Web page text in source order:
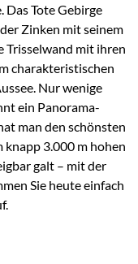
Das Tote Gebirge
Zinken mit seinem
Trisselwand mit ihren
charakteristischen
Nur wenige
ein Panorama-
man den schönsten
knapp 3.000 m hohen
galt – mit der
Sie heute einfach